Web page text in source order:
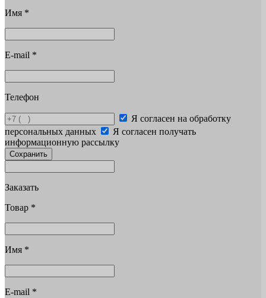
Имя *
E-mail *
Телефон
Я согласен на обработку
персональных данных
Я согласен получать
информационную рассылку
Сохранить
Заказать
Товар *
Имя *
E-mail *